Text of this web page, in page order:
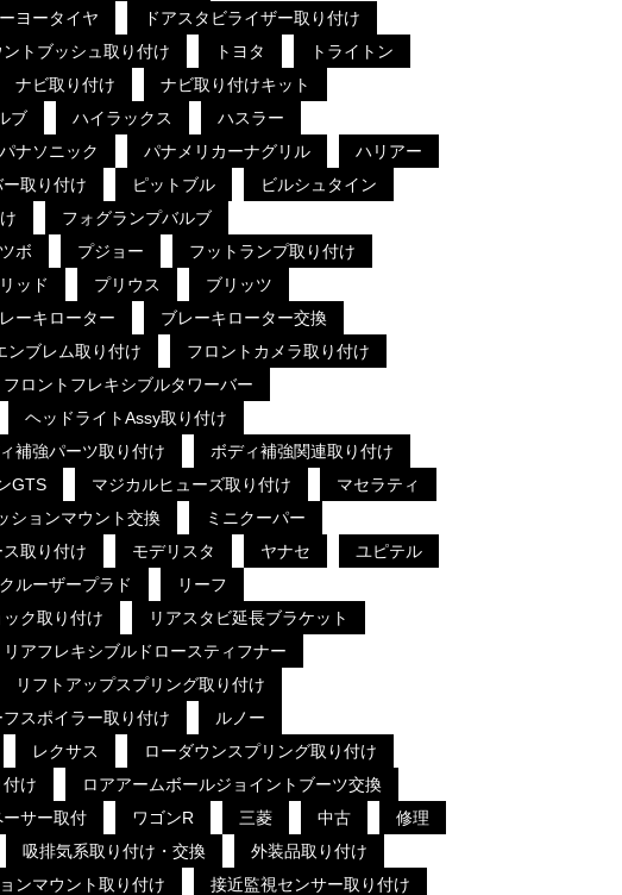
ーヨータイヤ
ドアスタビライザー取り付け
ントブッシュ取り付け トヨタ
トライトン
ナビ取り付け
ナビ取り付けキット
ブ ハイラックス
ハスラー
パナソニック パナメリカーナグリル
ハリアー
取り付け ピットブル
ビルシュタイン
フォグランプバルブ
ボ プジョー
フットランプ取り付け
ッド プリウス
ブリッツ
ーキローター
ブレーキローター交換
ンブレム取り付け
フロントカメラ取り付け
フロントフレキシブルタワーバー
ヘッドライトAssy取り付け
補強パーツ取り付け
ボディ補強関連取り付け
GTS マジカルヒューズ取り付け
マセラティ
ションマウント交換
ミニクーパー
ス取り付け モデリスタ ヤナセ
ユピテル
ルーザープラド
リーフ
ック取り付け
リアスタビ延長ブラケット
リアフレキシブルドロースティフナー
リフトアップスプリング取り付け
フスポイラー取り付け
ルノー
レクサス
ローダウンスプリング取り付け
け
ロアアームボールジョイントブーツ交換
サー取付 ワゴンR 三菱 中古
修理
吸排気系取り付け・交換
外装品取り付け
ンマウント取り付け
接近監視センサー取り付け